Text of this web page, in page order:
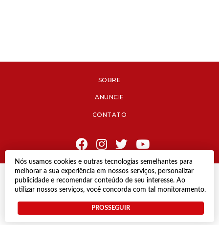
Nós usamos cookies e outras tecnologias semelhantes para
melhorar a sua experiência em nossos serviços, personalizar
publicidade e recomendar conteúdo de seu interesse. Ao
utilizar nossos serviços, você concorda com tal monitoramento.
PROSSEGUIR
SOBRE
ANUNCIE
CONTATO
© Copyright 2021 Diário de Jacareí.
Todos os direitos reservados.
Termos e Políticas de Uso